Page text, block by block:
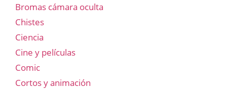
Bromas cámara oculta
Chistes
Ciencia
Cine y películas
Comic
Cortos y animación